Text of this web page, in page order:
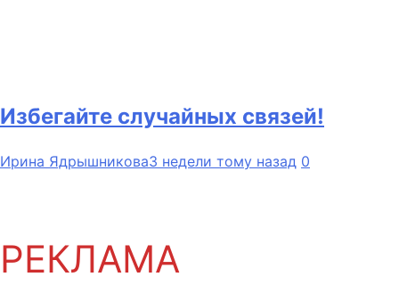
Избегайте случайных связей!
Ирина Ядрышникова3 недели тому назад 0
РЕКЛАМА